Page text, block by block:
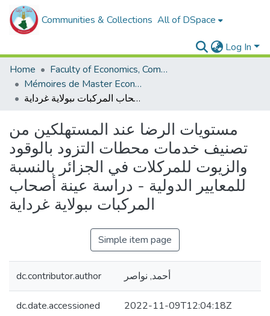
Communities & Collections All of DSpace
Log In
Home
Faculty of Economics, Commercial Sciences and Management Sciences
Mémoires de Master Economie
مستويات الرضا عند المستهلكين من تصنيف خدمات محطات التزود بالوقود والزيوت للمركلات في الجزائر بالنسبة للمعايير الدولية - دراسة عينة أصحاب المركبات ىبولاية غرداية
مستويات الرضا عند المستهلكين من
تصنيف خدمات محطات التزود بالوقود
والزيوت للمركلات في الجزائر بالنسبة
للمعايير الدولية - دراسة عينة أصحاب
المركبات ىبولاية غرداية
Simple item page
dc.contributor.author أحمد, نواصر
dc.date.accessioned 2022-11-09T12:04:18Z